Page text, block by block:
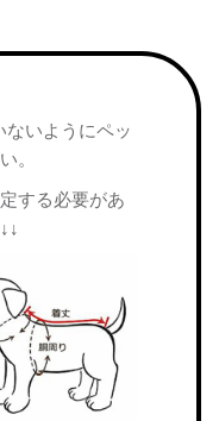
いようにペッ
。
する必要があ